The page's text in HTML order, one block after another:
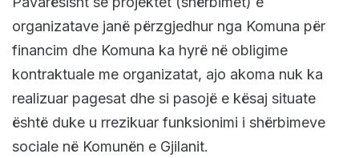
organizatave janë përzgjedhur nga Komuna për
financim dhe Komuna ka hyrë në obligime
kontraktuale me organizatat, ajo akoma nuk ka
realizuar pagesat dhe si pasojë e kësaj situate
është duke u rrezikuar funksionimi i shërbimeve
sociale në Komunën e Gjilanit.